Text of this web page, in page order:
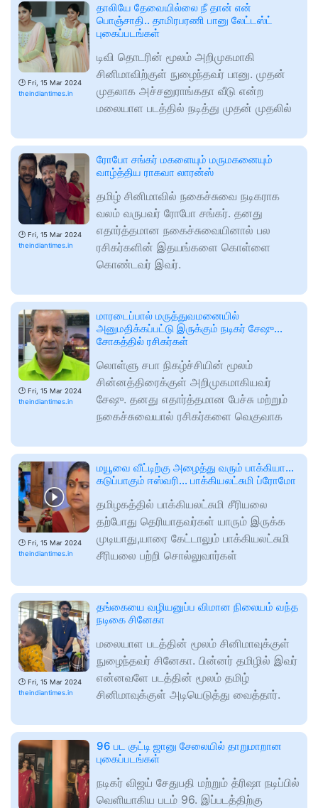
🕑 Fri, 15 Mar 2024
theindiantimes.in
தாலியே தேவையில்லை நீ தான் என்
பொஞ்சாதி.. தாமிரபரணி பானு லேட்டஸ்ட்
புகைப்படங்கள்
டிவி தொடரின் மூலம் அறிமுகமாகி
சினிமாவிற்குள் நுழைந்தவர் பானு. முதன்
முதலாக அச்சனுராங்கதா வீடு என்ற
மலையாள படத்தில் நடித்து முதன் முதலில்
🕑 Fri, 15 Mar 2024
theindiantimes.in
ரோபோ சங்கர் மகளையும் மருமகனையும்
வாழ்த்திய ராகவா லாரன்ஸ்
தமிழ் சினிமாவில் நகைச்சுவை நடிகராக
வலம் வருபவர் ரோபோ சங்கர். தனது
எதார்த்தமான நகைச்சுவையினால் பல
ரசிகர்களின் இதயங்களை கொள்ளை
கொண்டவர் இவர்.
🕑 Fri, 15 Mar 2024
theindiantimes.in
மாரடைப்பால் மருத்துவமனையில்
அனுமதிக்கப்பட்டு இருக்கும் நடிகர் சேஷு…
சோகத்தில் ரசிகர்கள்
லொள்ளு சபா நிகழ்ச்சியின் மூலம்
சின்னத்திரைக்குள் அறிமுகமாகியவர்
சேஷு. தனது எதார்த்தமான பேச்சு மற்றும்
நகைச்சுவையால் ரசிகர்களை வெகுவாக
🕑 Fri, 15 Mar 2024
theindiantimes.in
மயூவை வீட்டிற்கு அழைத்து வரும் பாக்கியா…
கடுப்பாகும் ஈஸ்வரி… பாக்கியலட்சுமி ப்ரோமோ
தமிழகத்தில் பாக்கியலட்சுமி சீரியலை
தற்போது தெரியாதவர்கள் யாரும் இருக்க
முடியாது,யாரை கேட்டாலும் பாக்கியலட்சுமி
சீரியலை பற்றி சொல்லுவார்கள்
🕑 Fri, 15 Mar 2024
theindiantimes.in
தங்கையை வழியனுப்ப விமான நிலையம் வந்த
நடிகை சினேகா
மலையாள படத்தின் மூலம் சினிமாவுக்குள்
நுழைந்தவர் சினேகா. பின்னர் தமிழில் இவர்
என்னவளே படத்தின் மூலம் தமிழ்
சினிமாவுக்குள் அடியெடுத்து வைத்தார்.
96 பட குட்டி ஜானு சேலையில் தாறுமாறான
புகைப்படங்கள்
நடிகர் விஜய் சேதுபதி மற்றும் த்ரிஷா நடிப்பில்
வெளியாகிய படம் 96. இப்படத்திற்கு